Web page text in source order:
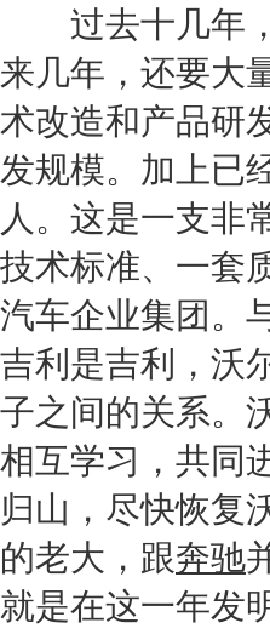
过去十几年，
来几年，还要大
术改造和产品研
发规模。加上已
人。这是一支非
技术标准、一套
汽车企业集团。
吉利 是吉利 ， 沃
子之间的关系。
相互学习，共同
归山，尽快恢复
的老大，跟奔驰
就是在这一年发